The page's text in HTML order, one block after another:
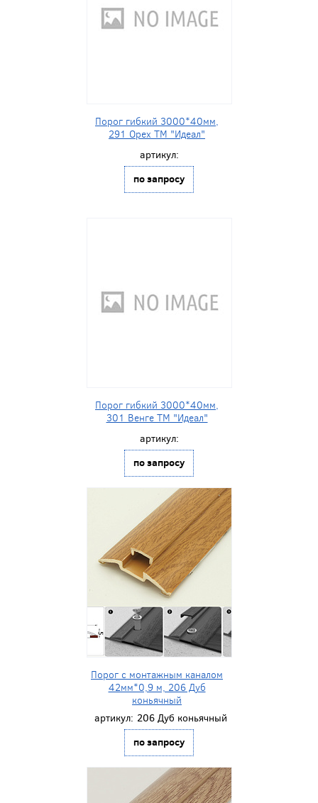
Порог гибкий 3000*40мм,
291 Орех ТМ "Идеал"
артикул:
по запросу
Порог гибкий 3000*40мм,
301 Венге ТМ "Идеал"
артикул:
по запросу
Порог с монтажным каналом
42мм*0,9 м, 206 Дуб
коньячный
артикул: 206 Дуб коньячный
по запросу